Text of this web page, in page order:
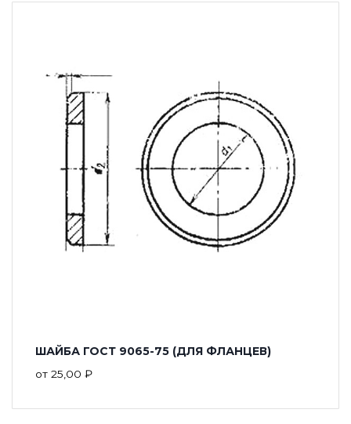
ШАЙБА ГОСТ 9065-75 (ДЛЯ ФЛАНЦЕВ)
от 25,00 ₽